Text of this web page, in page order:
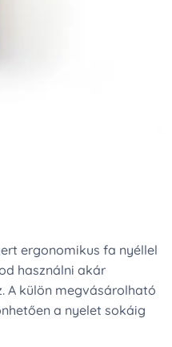
ergonomikus fa nyéllel
használni akár
A külön megvásárolható
a nyelet sokáig